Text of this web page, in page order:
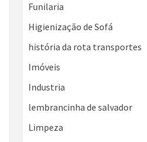
Funilaria
Higienização de Sofá
história da rota transportes
Imóveis
Industria
lembrancinha de salvador
Limpeza